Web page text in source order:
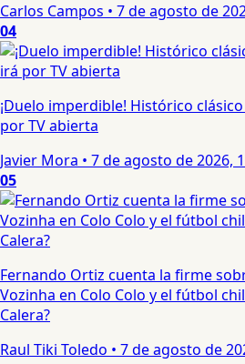
Carlos Campos • 7 de agosto de
04
¡Duelo imperdible! Histórico
por TV abierta
Javier Mora • 7 de agosto de 2026,
05
Fernando Ortiz cuenta la firme
Vozinha en Colo Colo y el fútbol
Calera?
Raul Tiki Toledo • 7 de agosto de